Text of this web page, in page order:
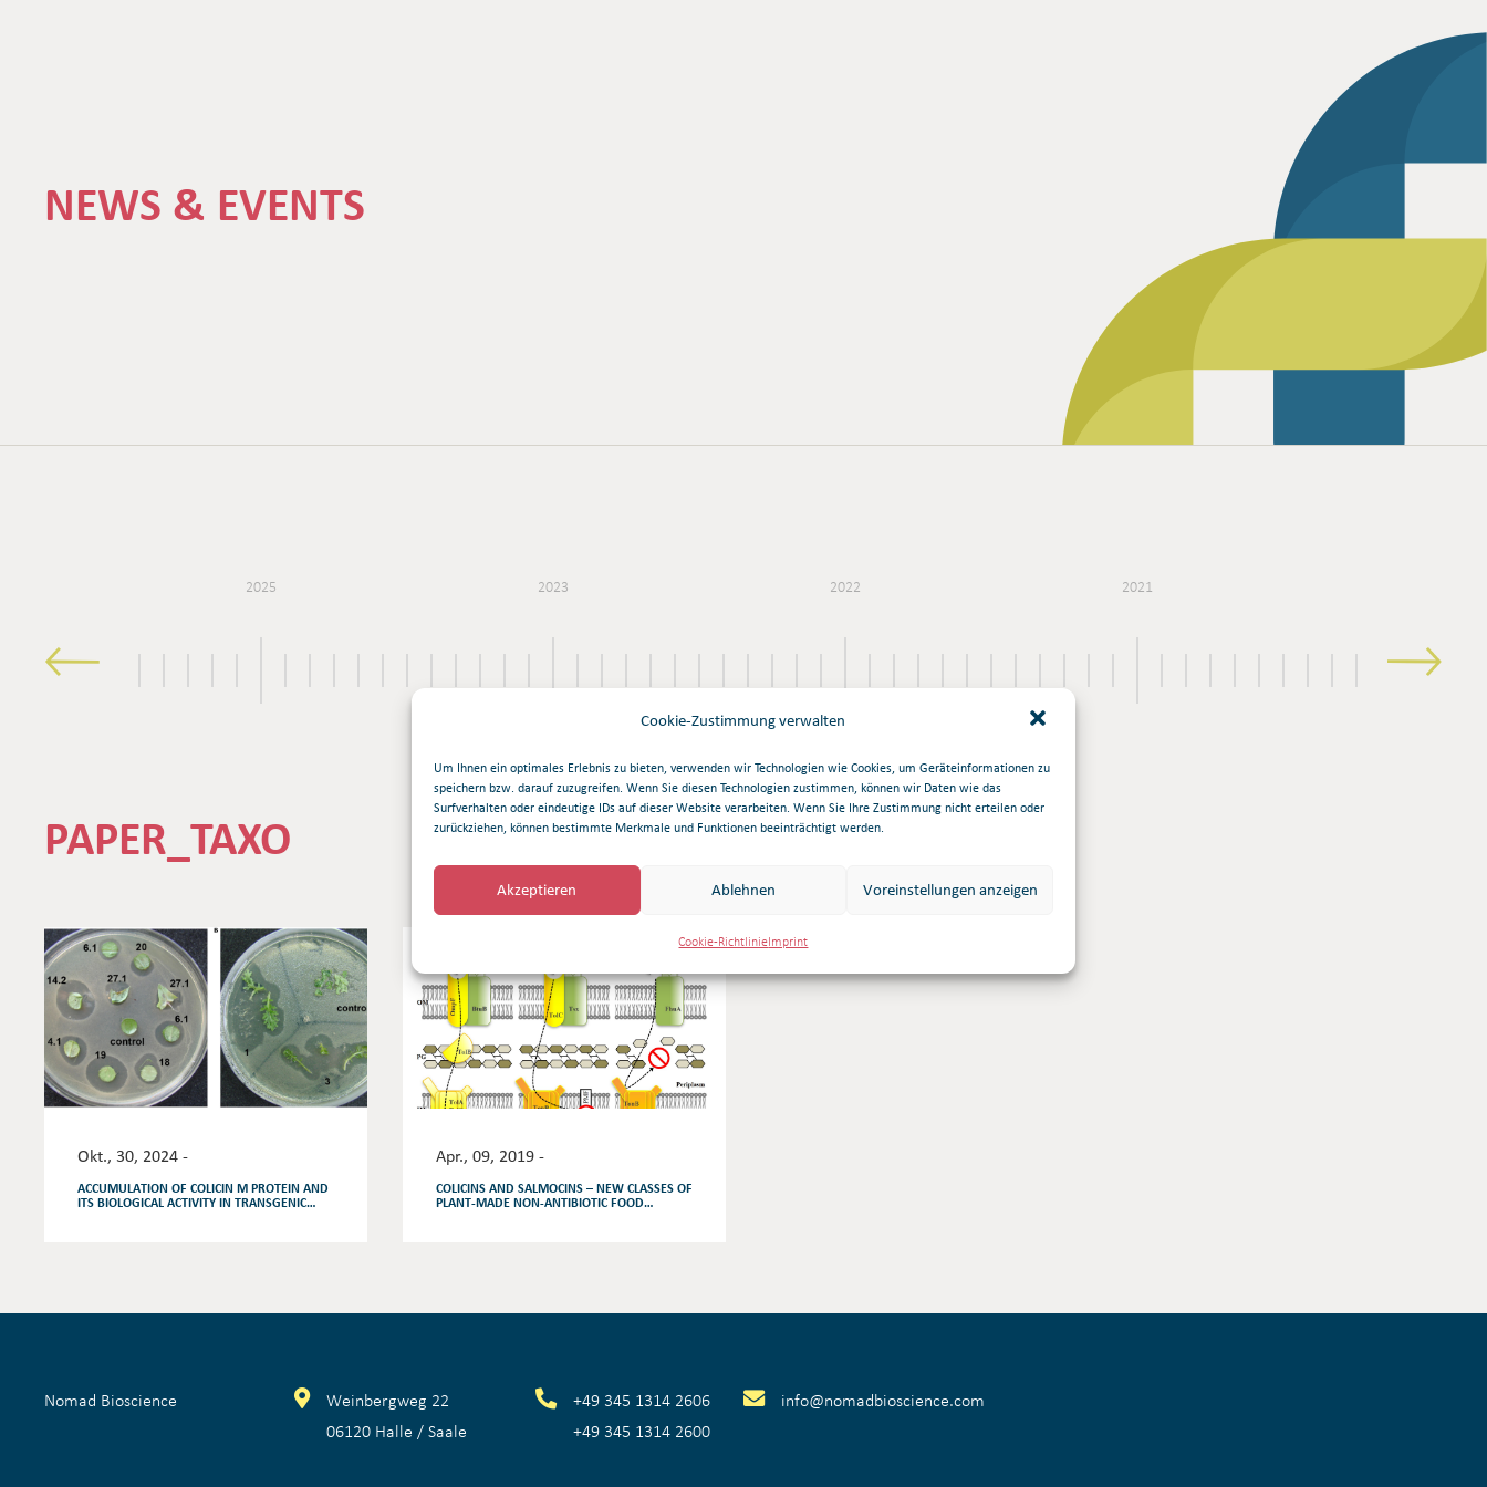
Cookie-Zustimmung verwalten
Um Ihnen ein optimales Erlebnis zu bieten, verwenden wir Technologien wie Cookies, um Geräteinformationen zu
speichern bzw. darauf zuzugreifen. Wenn Sie diesen Technologien zustimmen, können wir Daten wie das
Surfverhalten oder eindeutige IDs auf dieser Website verarbeiten. Wenn Sie Ihre Zustimmung nicht erteilen oder
zurückziehen, können bestimmte Merkmale und Funktionen beeinträchtigt werden.
Akzeptieren Ablehnen Voreinstellungen anzeigen
Cookie-RichtlinieImprint
NEWS & EVENTS
2025 2023 2022 2021
PAPER_TAXO
Okt., 30, 2024 -
ACCUMULATION OF COLICIN M PROTEIN AND
ITS BIOLOGICAL ACTIVITY IN TRANSGENIC
Apr., 09, 2019 -
COLICINS AND SALMOCINS – NEW CLASSES OF
PLANT-MADE NON-ANTIBIOTIC FOOD
Nomad Bioscience
Weinbergweg 22
06120 Halle / Saale
+49 345 1314 2606
+49 345 1314 2600
info@nomadbioscience.com